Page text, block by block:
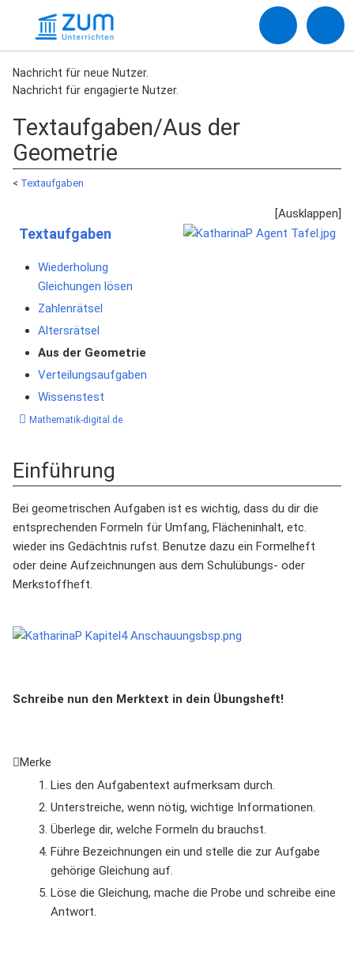
Nachricht für neue Nutzer.
Nachricht für engagierte Nutzer.
Textaufgaben/Aus der
Geometrie
< Textaufgaben
Textaufgaben
Wiederholung
Gleichungen lösen
Zahlenrätsel
Altersrätsel
Aus der Geometrie
Verteilungsaufgaben
Wissenstest
Mathematik-digital.de
Einführung
Bei geometrischen Aufgaben ist es wichtig, dass du dir die
entsprechenden Formeln für Umfang, Flächeninhalt, etc.
wieder ins Gedächtnis rufst. Benutze dazu ein Formelheft
oder deine Aufzeichnungen aus dem Schulübungs- oder
Merkstoffheft.
Schreibe nun den Merktext in dein Übungsheft!
Merke
Lies den Aufgabentext aufmerksam durch.
Unterstreiche, wenn nötig, wichtige Informationen.
Überlege dir, welche Formeln du brauchst.
Führe Bezeichnungen ein und stelle die zur Aufgabe
gehörige Gleichung auf.
Löse die Gleichung, mache die Probe und schreibe eine
Antwort.